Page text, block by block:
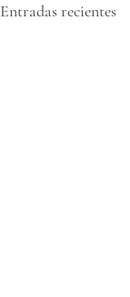
Entradas recientes